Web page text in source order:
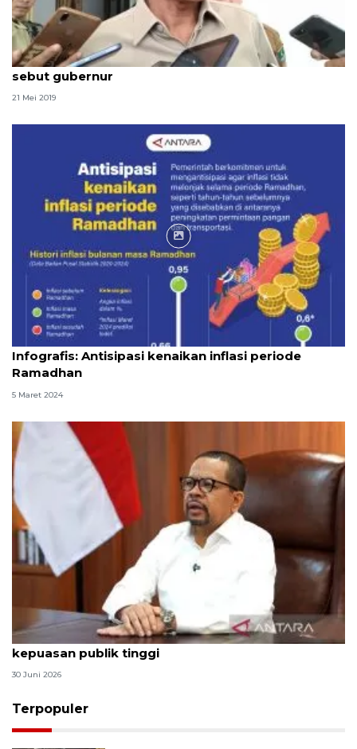
Mahalnya tiket mudik bisa diambil sisi positifnya,
sebut gubernur
21 Mei 2019
Infografik
Infografis: Antisipasi kenaikan inflasi periode
Ramadhan
5 Maret 2024
Qodari: Pemerintah tak puas diri meski tingkat
kepuasan publik tinggi
30 Juni 2026
Terpopuler